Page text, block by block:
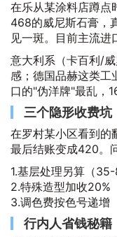
在乐从某涂料店蹲点
468的威尼斯石膏，
见一斑。目前主流进
意大利系（卡百利/
感；德国品赫这类
口的"伪洋牌"最乱，
三个隐形收费坑
在罗村某小区看到的
最后结账变成420。
1.基层处理另算（35-
2.特殊造型加收20%
3.调色费按色号递增
行内人省钱秘籍